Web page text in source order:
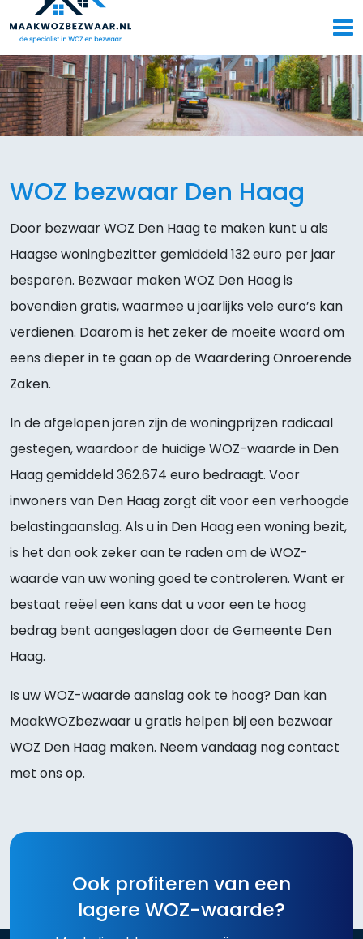
WOZ bezwaar Den Haag
Door bezwaar WOZ Den Haag te maken kunt u als
Haagse woningbezitter gemiddeld 132 euro per jaar
besparen. Bezwaar maken WOZ Den Haag is
bovendien gratis, waarmee u jaarlijks vele euro’s kan
verdienen. Daarom is het zeker de moeite waard om
eens dieper in te gaan op de Waardering Onroerende
Zaken.
In de afgelopen jaren zijn de woningprijzen radicaal
gestegen, waardoor de huidige WOZ-waarde in Den
Haag gemiddeld 362.674 euro bedraagt. Voor
inwoners van Den Haag zorgt dit voor een verhoogde
belastingaanslag. Als u in Den Haag een woning bezit,
is het dan ook zeker aan te raden om de WOZ-
waarde van uw woning goed te controleren. Want er
bestaat reëel een kans dat u voor een te hoog
bedrag bent aangeslagen door de Gemeente Den
Haag.
Is uw WOZ-waarde aanslag ook te hoog? Dan kan
MaakWOZbezwaar u gratis helpen bij een bezwaar
WOZ Den Haag maken. Neem vandaag nog contact
met ons op.
Ook profiteren van een
lagere WOZ-waarde?